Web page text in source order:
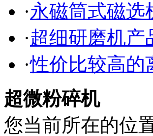
·永磁筒式磁选
·超细研磨机产
·性价比较高的
超微粉碎机
您当前所在的位